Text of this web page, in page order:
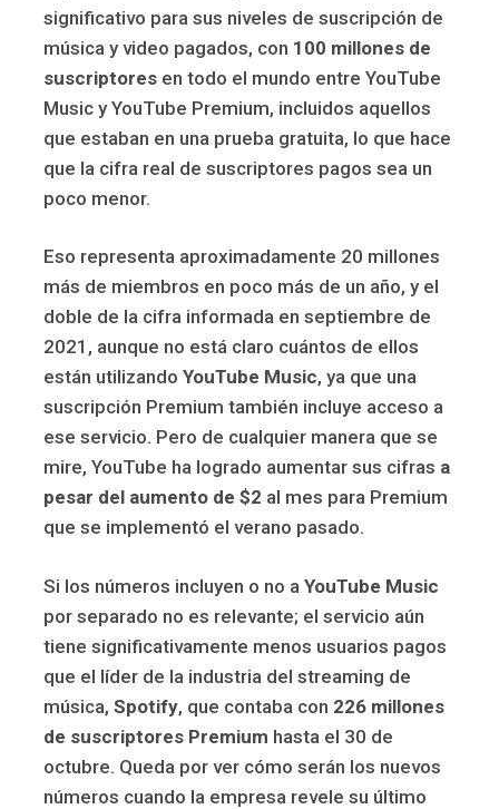
significativo para sus niveles de suscripción de
música y video pagados, con 100 millones de
suscriptores en todo el mundo entre YouTube
Music y YouTube Premium, incluidos aquellos
que estaban en una prueba gratuita, lo que hace
que la cifra real de suscriptores pagos sea un
poco menor.
Eso representa aproximadamente 20 millones
más de miembros en poco más de un año, y el
doble de la cifra informada en septiembre de
2021, aunque no está claro cuántos de ellos
están utilizando YouTube Music, ya que una
suscripción Premium también incluye acceso a
ese servicio. Pero de cualquier manera que se
mire, YouTube ha logrado aumentar sus cifras a
pesar del aumento de $2 al mes para Premium
que se implementó el verano pasado.
Si los números incluyen o no a YouTube Music
por separado no es relevante; el servicio aún
tiene significativamente menos usuarios pagos
que el líder de la industria del streaming de
música, Spotify, que contaba con 226 millones
de suscriptores Premium hasta el 30 de
octubre. Queda por ver cómo serán los nuevos
números cuando la empresa revele su último